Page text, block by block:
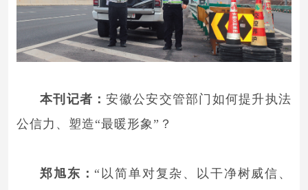
本刊记者：安徽公安交管部门如何提升执法
公信力、塑造“最暖形象”？
郑旭东： “以简单对复杂、以干净树威信、